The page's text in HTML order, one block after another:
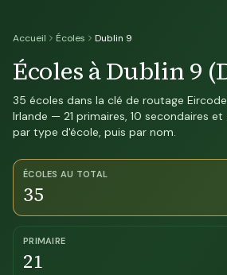
Accueil Écoles Dublin 9
Écoles à Dublin 9
35 écoles dans la clé de routage
Irlande — 21 primaires, 10 secondaires et
par type d'école, puis par nom.
ÉCOLES AU TOTAL
35
PRIMAIRE
21